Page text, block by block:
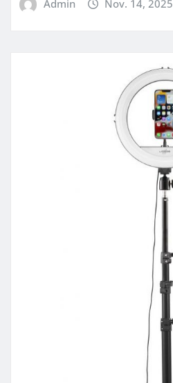
Admin Nov. 14, 2025